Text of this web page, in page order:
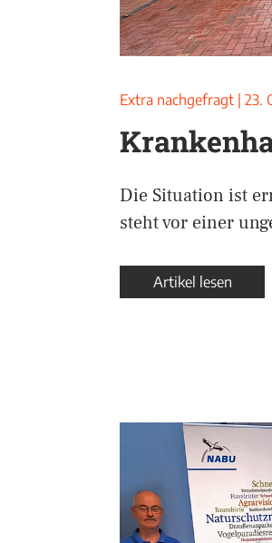
Extra nachgefragt 23.
Die Situation ist
steht vor einer
Artikel lesen